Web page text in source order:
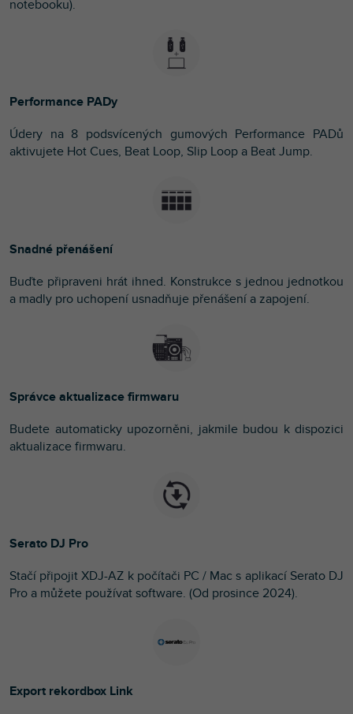
notebooku).
Performance PADy
Údery na 8 podsvícených gumových Performance PADů
aktivujete Hot Cues, Beat Loop, Slip Loop a Beat Jump.
Snadné přenášení
Buďte připraveni hrát ihned. Konstrukce s jednou jednotkou
a madly pro uchopení usnadňuje přenášení a zapojení.
Správce aktualizace firmwaru
Budete automaticky upozorněni, jakmile budou k dispozici
aktualizace firmwaru.
Serato DJ Pro
Stačí připojit XDJ-AZ k počítači PC / Mac s aplikací Serato DJ
Pro a můžete používat software. (Od prosince 2024).
Export rekordbox Link